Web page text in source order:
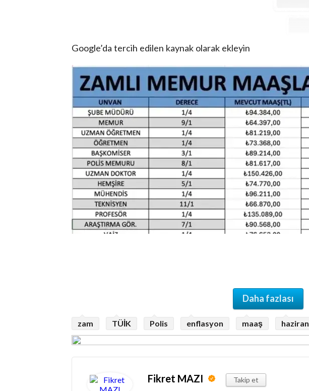
Google’da tercih edilen kaynak olarak ekleyin
Daha fazlası
zam TÜİK Polis enflasyon maaş haziran
Fikret MAZI Takip et